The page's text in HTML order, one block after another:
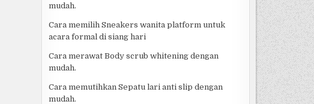
mudah.
Cara memilih Sneakers wanita platform untuk
acara formal di siang hari
Cara merawat Body scrub whitening dengan
mudah.
Cara memutihkan Sepatu lari anti slip dengan
mudah.